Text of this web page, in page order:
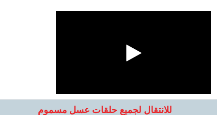
للانتقال لجميع حلقات عسل مسموم